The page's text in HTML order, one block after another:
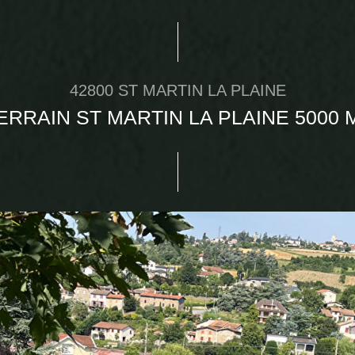
42800 ST MARTIN LA PLAINE
ST MARTIN LA PLAINE 5000